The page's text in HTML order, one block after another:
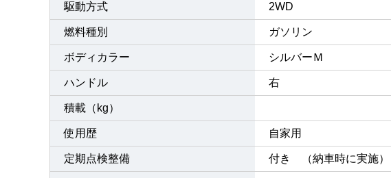
駆動方式 2WD
燃料種別 ガソリン
ボディカラー シルバーＭ
ハンドル 右
積載（kg）
使用歴 自家用
定期点検整備 付き （納車時に実施）